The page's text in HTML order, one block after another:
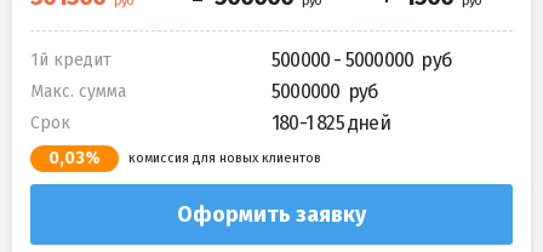
1й кредит 500000 - 5000000
Макс. сумма 5000000
Срок 180-1 825 дней
0,03% комиссия для новых клиентов
Оформить заявку